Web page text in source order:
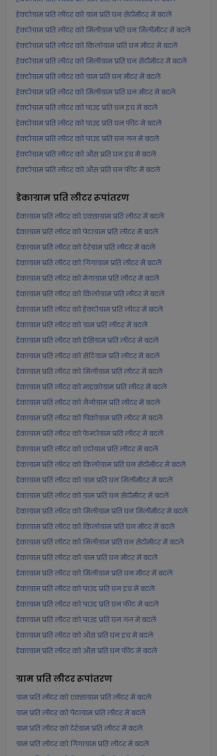
हेक्टोग्राम प्रति लीटर को ग्राम प्रति घन सेंटीमीटर में बदलें
हेक्टोग्राम प्रति लीटर को मिलीग्राम प्रति घन मिलीमीटर में बदलें
हेक्टोग्राम प्रति लीटर को किलोग्राम प्रति घन मीटर में बदलें
हेक्टोग्राम प्रति लीटर को मिलीग्राम प्रति घन सेंटीमीटर में बदलें
हेक्टोग्राम प्रति लीटर को ग्राम प्रति घन मीटर में बदलें
हेक्टोग्राम प्रति लीटर को मिलीग्राम प्रति घन मीटर में बदलें
हेक्टोग्राम प्रति लीटर को पाउंड प्रति घन इंच में बदलें
हेक्टोग्राम प्रति लीटर को पाउंड प्रति घन फीट में बदलें
हेक्टोग्राम प्रति लीटर को पाउंड प्रति घन गज में बदलें
हेक्टोग्राम प्रति लीटर को औंस प्रति घन इंच में बदलें
हेक्टोग्राम प्रति लीटर को औंस प्रति घन फीट में बदलें
डेकाग्राम प्रति लीटररूपांतरण
डेकाग्राम प्रति लीटर को एक्साग्राम प्रति लीटर में बदलें
डेकाग्राम प्रति लीटर को पेटाग्राम प्रति लीटर में बदलें
डेकाग्राम प्रति लीटर को टेरेग्राम प्रति लीटर में बदलें
डेकाग्राम प्रति लीटर को गिगाग्राम प्रति लीटर में बदलें
डेकाग्राम प्रति लीटर को मेगाग्राम प्रति लीटर में बदलें
डेकाग्राम प्रति लीटर को किलोग्राम प्रति लीटर में बदलें
डेकाग्राम प्रति लीटर को हेक्टोग्राम प्रति लीटर में बदलें
डेकाग्राम प्रति लीटर को ग्राम प्रति लीटर में बदलें
डेकाग्राम प्रति लीटर को डेसिग्राम प्रति लीटर में बदलें
डेकाग्राम प्रति लीटर को सेंटिग्राम प्रति लीटर में बदलें
डेकाग्राम प्रति लीटर को मिलीग्राम प्रति लीटर में बदलें
डेकाग्राम प्रति लीटर को माइक्रोग्राम प्रति लीटर में बदलें
डेकाग्राम प्रति लीटर को नैनोग्राम प्रति लीटर में बदलें
डेकाग्राम प्रति लीटर को पिकोग्राम प्रति लीटर में बदलें
डेकाग्राम प्रति लीटर को फेम्टोग्राम प्रति लीटर में बदलें
डेकाग्राम प्रति लीटर को एटोग्राम प्रति लीटर में बदलें
डेकाग्राम प्रति लीटर को किलोग्राम प्रति घन सेंटीमीटर में बदलें
डेकाग्राम प्रति लीटर को ग्राम प्रति घन मिलीमीटर में बदलें
डेकाग्राम प्रति लीटर को ग्राम प्रति घन सेंटीमीटर में बदलें
डेकाग्राम प्रति लीटर को मिलीग्राम प्रति घन मिलीमीटर में बदलें
डेकाग्राम प्रति लीटर को किलोग्राम प्रति घन मीटर में बदलें
डेकाग्राम प्रति लीटर को मिलीग्राम प्रति घन सेंटीमीटर में बदलें
डेकाग्राम प्रति लीटर को ग्राम प्रति घन मीटर में बदलें
डेकाग्राम प्रति लीटर को मिलीग्राम प्रति घन मीटर में बदलें
डेकाग्राम प्रति लीटर को पाउंड प्रति घन इंच में बदलें
डेकाग्राम प्रति लीटर को पाउंड प्रति घन फीट में बदलें
डेकाग्राम प्रति लीटर को पाउंड प्रति घन गज में बदलें
डेकाग्राम प्रति लीटर को औंस प्रति घन इंच में बदलें
डेकाग्राम प्रति लीटर को औंस प्रति घन फीट में बदलें
ग्राम प्रति लीटररूपांतरण
ग्राम प्रति लीटर को एक्साग्राम प्रति लीटर में बदलें
ग्राम प्रति लीटर को पेटाग्राम प्रति लीटर में बदलें
ग्राम प्रति लीटर को टेरेग्राम प्रति लीटर में बदलें
ग्राम प्रति लीटर को गिगाग्राम प्रति लीटर में बदलें